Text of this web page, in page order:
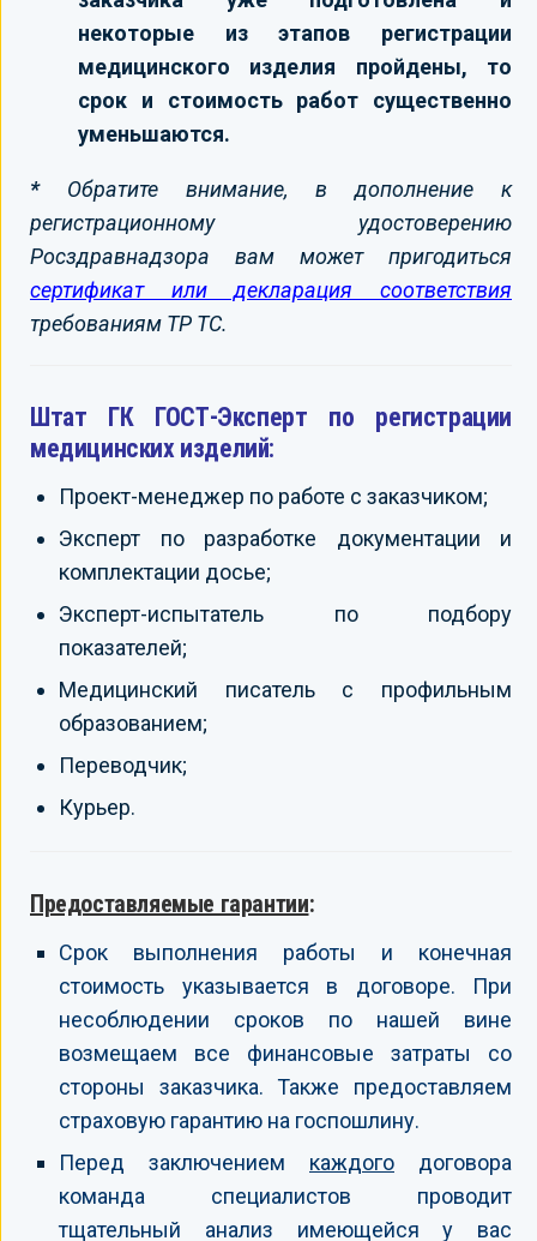
некоторые из этапов регистрации
медицинского изделия пройдены, то
срок и стоимость работ существенно
уменьшаются.
*Обратите внимание, в дополнение к
регистрационному удостоверению
Росздравнадзора вам может пригодиться
сертификат или декларация соответствия
требованиям ТР ТС.
Штат ГК ГОСТ-Эксперт по регистрации
медицинских изделий:
Проект-менеджер по работе с заказчиком;
Эксперт по разработке документации и
комплектации досье;
Эксперт-испытатель по подбору
показателей;
Медицинский писатель с профильным
образованием;
Переводчик;
Курьер.
Предоставляемые гарантии:
Срок выполнения работы и конечная
стоимость указывается в договоре. При
несоблюдении сроков по нашей вине
возмещаем все финансовые затраты со
стороны заказчика. Также предоставляем
страховую гарантию на госпошлину.
Перед заключением каждого договора
команда специалистов проводит
тщательный анализ имеющейся у вас